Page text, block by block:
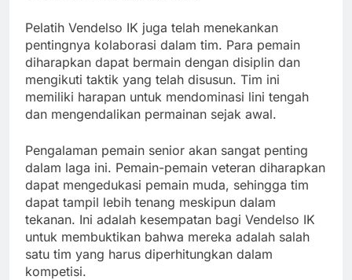
Pelatih Vendelso IK juga telah menekankan
pentingnya kolaborasi dalam tim. Para pemain
diharapkan dapat bermain dengan disiplin dan
mengikuti taktik yang telah disusun. Tim ini
memiliki harapan untuk mendominasi lini tengah
dan mengendalikan permainan sejak awal.
Pengalaman pemain senior akan sangat penting
dalam laga ini. Pemain-pemain veteran diharapkan
dapat mengedukasi pemain muda, sehingga tim
dapat tampil lebih tenang meskipun dalam
tekanan. Ini adalah kesempatan bagi Vendelso IK
untuk membuktikan bahwa mereka adalah salah
satu tim yang harus diperhitungkan dalam
kompetisi.